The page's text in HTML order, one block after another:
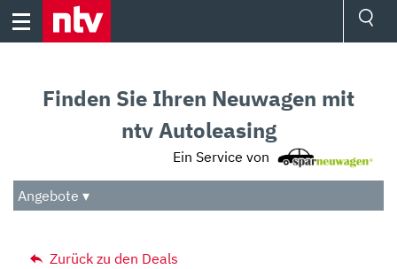
Skip
Audio
Das Beste
Finden Sie Ihren Neuwagen mit
ntv Autoleasing
Ein Service von
Angebote ▾
Zurück zu den Deals